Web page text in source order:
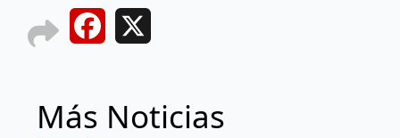
Facebook
Más Noticias